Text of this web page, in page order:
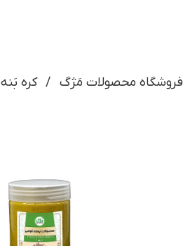
فروشگاه محصولات مَژگ کره بَنه